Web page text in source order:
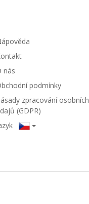
nás
podmínky
zpracování osobních
(GDPR)